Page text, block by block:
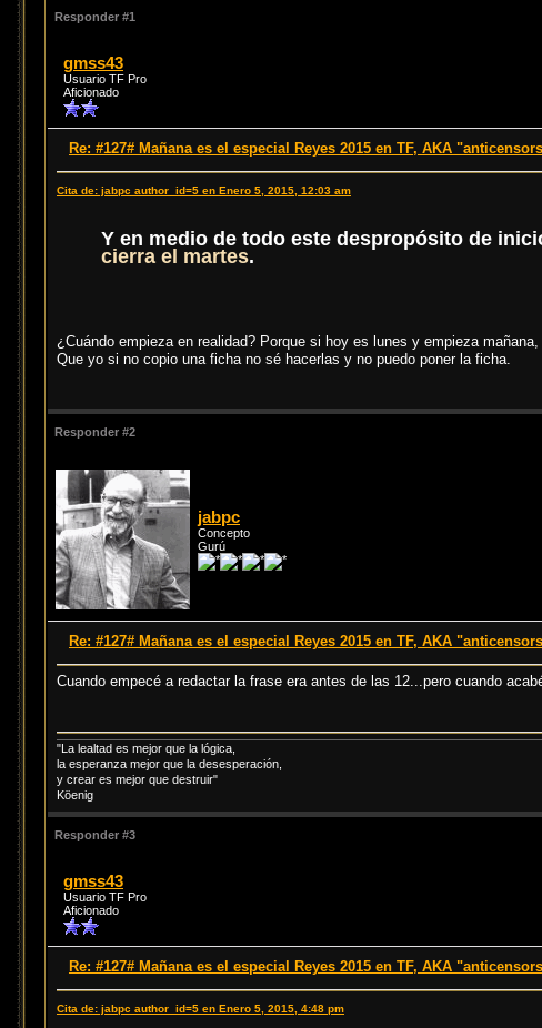
Responder #1
gmss43
Usuario TF Pro
Aficionado
Re: #127# Mañana es el especial Reyes 2015 en TF, AKA
Cita de: jabpc author_id=5 en Enero 5, 2015, 12:03 am
Y en medio de todo este despropósito de
cierra el martes.
¿Cuándo empieza en realidad? Porque si hoy es lunes y empieza
Que yo si no copio una ficha no sé hacerlas y no puedo poner la ficha.
Responder #2
jabpc
Concepto
Gurú
Re: #127# Mañana es el especial Reyes 2015 en TF, AKA
Cuando empecé a redactar la frase era antes de las 12...pero cuando
"La lealtad es mejor que la lógica,
la esperanza mejor que la desesperación,
y crear es mejor que destruir"
Köenig
Responder #3
gmss43
Usuario TF Pro
Aficionado
Re: #127# Mañana es el especial Reyes 2015 en TF, AKA
Cita de: jabpc author_id=5 en Enero 5, 2015, 4:48 pm